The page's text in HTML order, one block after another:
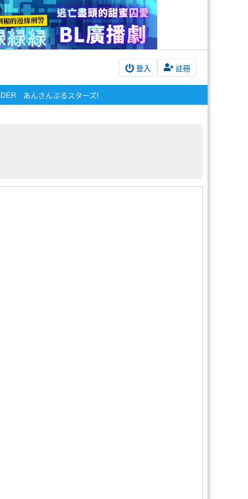
登入 註冊
あんさんぶるスターズ!